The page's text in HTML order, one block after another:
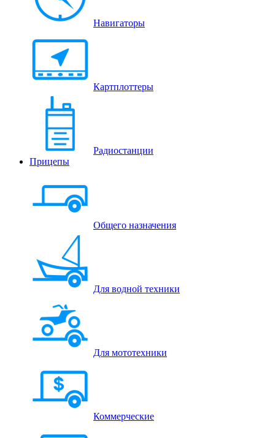
Навигаторы
Картплоттеры
Радиостанции
Прицепы
Общего назначения
Для водной техники
Для мототехники
Коммерческие